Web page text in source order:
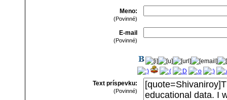
Meno:
(Povinné)
E-mail
(Povinné)
Text príspevku:
(Povinné)